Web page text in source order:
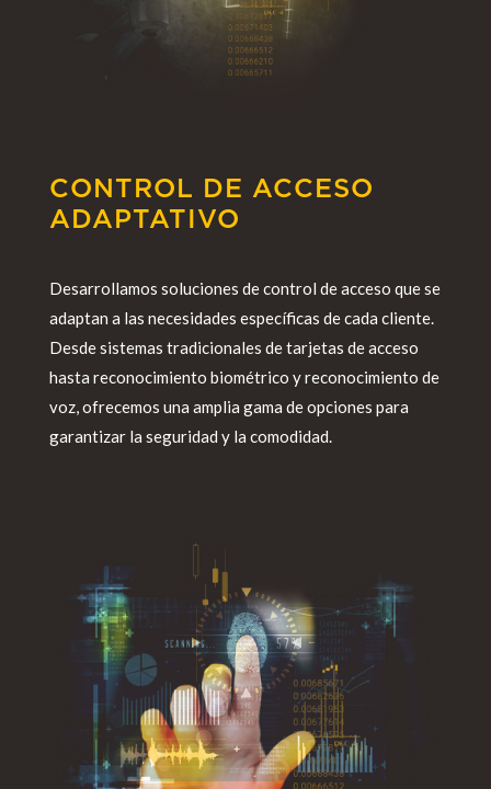
CONTROL DE ACCESO
ADAPTATIVO
Desarrollamos soluciones de control de acceso que se
adaptan a las necesidades específicas de cada cliente.
Desde sistemas tradicionales de tarjetas de acceso
hasta reconocimiento biométrico y reconocimiento de
voz, ofrecemos una amplia gama de opciones para
garantizar la seguridad y la comodidad.